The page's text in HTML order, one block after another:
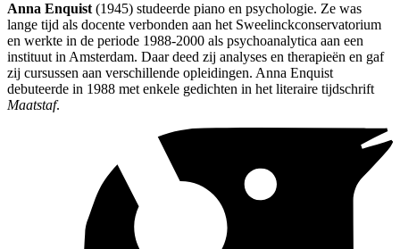
Anna Enquist (1945) studeerde piano en psychologie. Ze was
lange tijd als docente verbonden aan het Sweelinckconservatorium
en werkte in de periode 1988-2000 als psychoanalytica aan een
instituut in Amsterdam. Daar deed zij analyses en therapieën en gaf
zij cursussen aan verschillende opleidingen. Anna Enquist
debuteerde in 1988 met enkele gedichten in het literaire tijdschrift
Maatstaf.